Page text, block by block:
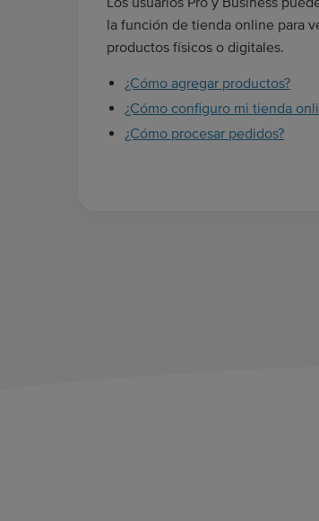
la función de tienda online para
productos físicos o digitales.
¿Cómo agregar productos?
¿Cómo configuro mi tienda
¿Cómo procesar pedidos?